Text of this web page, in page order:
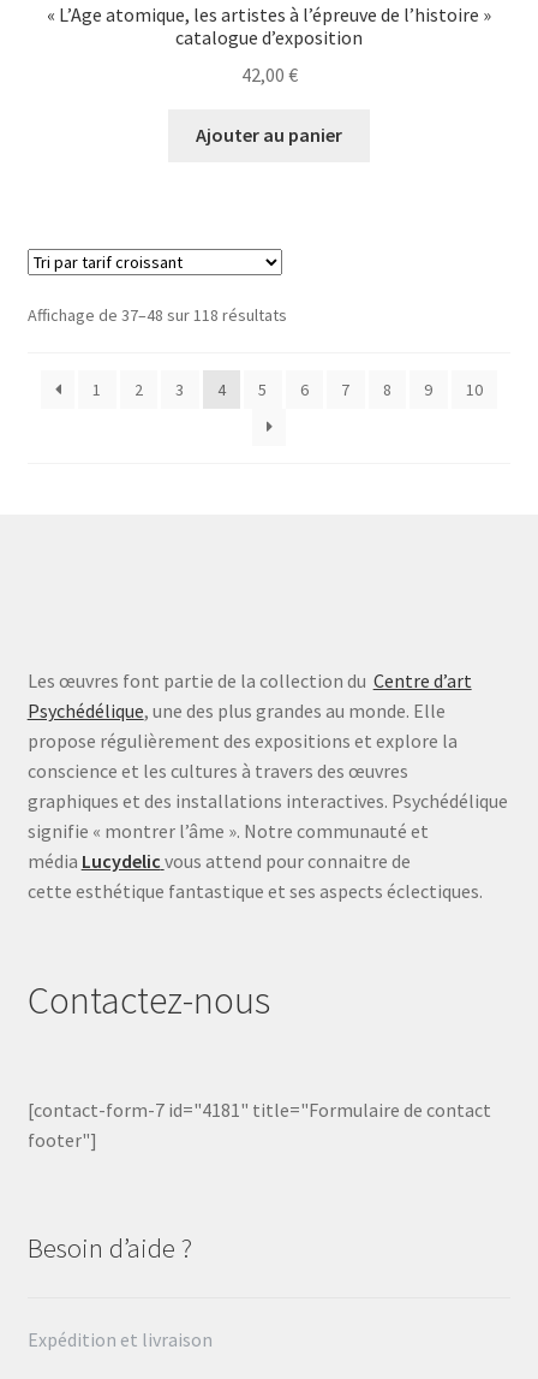
« L’Age atomique, les artistes à l’épreuve de l’histoire »
catalogue d’exposition
42,00 €
Ajouter au panier
Affichage de 37–48 sur 118 résultatsTrié
croissant
1 2 3 4 5 6 7 8 9 10
Les œuvres font partie de la collection du Centre d’art
Psychédélique, une des plus grandes au monde. Elle
propose régulièrement des expositions et explore la
conscience et les cultures à travers des œuvres
graphiques et des installations interactives. Psychédélique
signifie « montrer l’âme ». Notre communauté et
média Lucydelic vous attend pour connaitre de
cette esthétique fantastique et ses aspects éclectiques.
Contactez-nous
[contact-form-7 id="4181" title="Formulaire de contact
footer"]
Besoin d’aide ?
Expédition et livraison